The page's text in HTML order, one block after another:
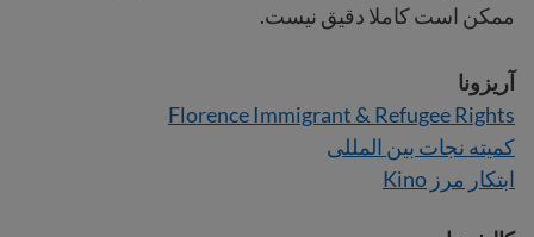
ممکن است کاملا دقیق نیست.
آریزونا
Florence Immigrant & Refugee Rights
کمیته نجات بین المللی
ابتکار مرز Kino